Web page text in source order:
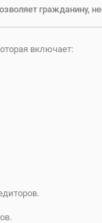
гражданину,
включает: